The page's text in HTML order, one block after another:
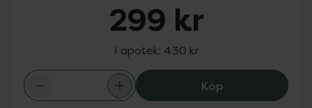
299 kr
I apotek: 430 kr
KöpMÁDARA Skin